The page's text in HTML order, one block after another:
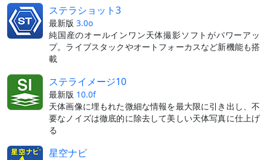
ステラショット3
最新版 3.0o
純国産のオールインワン天体撮影ソフトがパワーアッ
プ。ライブスタックやオートフォーカスなど新機能も搭
載
ステライメージ10
最新版 10.0f
天体画像に埋もれた微細な情報を最大限に引き出し、不
要なノイズは徹底的に除去して美しい天体写真に仕上げ
る
星空ナビ